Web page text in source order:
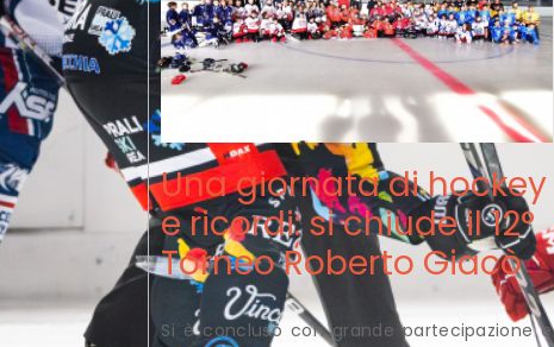
Una giornata di hockey
e ricordi: si chiude il 12°
Torneo Roberto Giacò
Si è concluso con grande partecipazione e